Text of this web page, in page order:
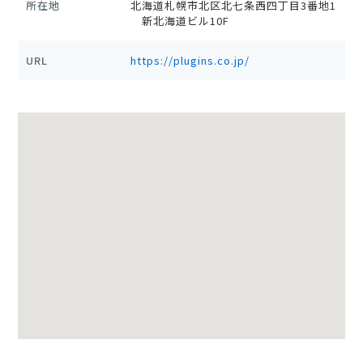
所在地
北海道札幌市北区北七条西四丁目3番地1
新北海道ビル10F
URL https://plugins.co.jp/